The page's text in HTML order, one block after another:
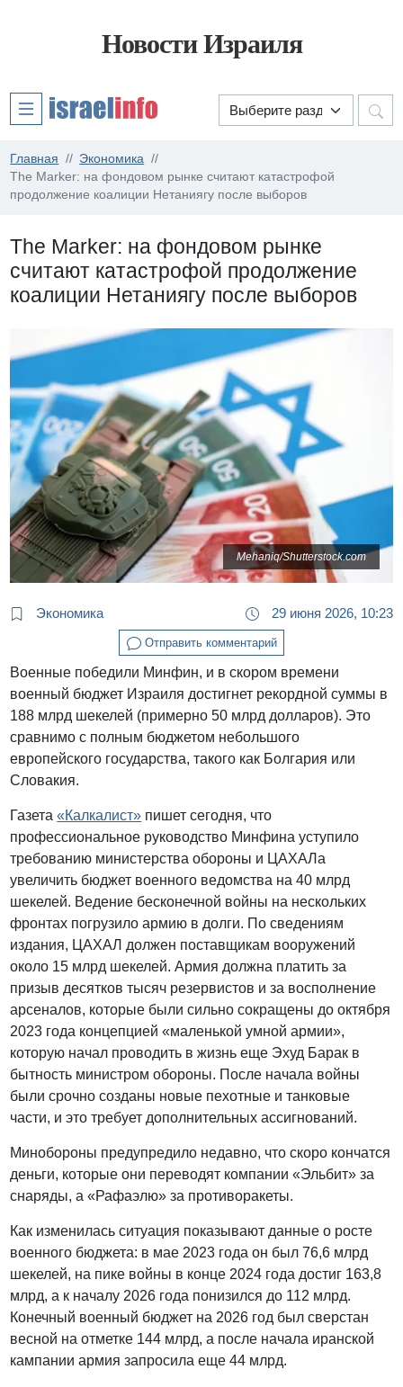
Новости Израиля
Главная
Экономика
The Marker: на фондовом рынке считают катастрофой
продолжение коалиции Нетаниягу после выборов
The Marker: на фондовом рынке
считают катастрофой продолжение
коалиции Нетаниягу после выборов
Mehaniq/Shutterstock.com
Экономика 29 июня 2026, 10:23
Отправить комментарий
Военные победили Минфин, и в скором времени
военный бюджет Израиля достигнет рекордной суммы в
188 млрд шекелей (примерно 50 млрд долларов). Это
сравнимо с полным бюджетом небольшого
европейского государства, такого как Болгария или
Словакия.
Газета«Калкалист» пишет сегодня, что
профессиональное руководство Минфина уступило
требованию министерства обороны и ЦАХАЛа
увеличить бюджет военного ведомства на 40 млрд
шекелей. Ведение бесконечной войны на нескольких
фронтах погрузило армию в долги. По сведениям
издания, ЦАХАЛ должен поставщикам вооружений
около 15 млрд шекелей. Армия должна платить за
призыв десятков тысяч резервистов и за восполнение
арсеналов, которые были сильно сокращены до октября
2023 года концепцией «маленькой умной армии»,
которую начал проводить в жизнь еще Эхуд Барак в
бытность министром обороны. После начала войны
были срочно созданы новые пехотные и танковые
части, и это требует дополнительных ассигнований.
Минобороны предупредило недавно, что скоро кончатся
деньги, которые они переводят компании «Эльбит» за
снаряды, а «Рафаэлю» за противоракеты.
Как изменилась ситуация показывают данные о росте
военного бюджета: в мае 2023 года он был 76,6 млрд
шекелей, на пике войны в конце 2024 года достиг 163,8
млрд, а к началу 2026 года понизился до 112 млрд.
Конечный военный бюджет на 2026 год был сверстан
весной на отметке 144 млрд, а после начала иранской
кампании армия запросила еще 44 млрд.